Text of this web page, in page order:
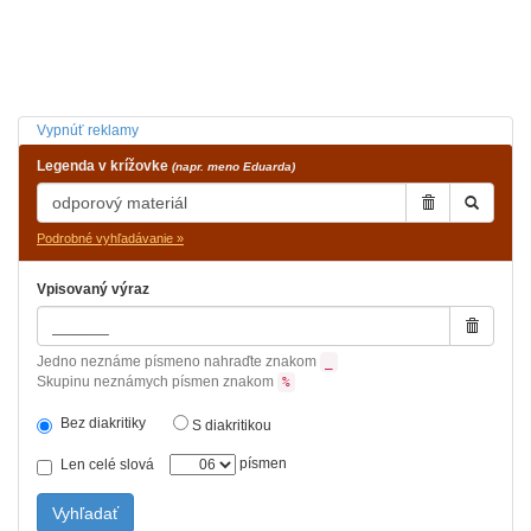
Vypnúť reklamy
Legenda v krížovke (napr. meno Eduarda)
Podrobné vyhľadávanie »
Vpisovaný výraz
Jedno neznáme písmeno nahraďte znakom
Skupinu neznámych písmen znakom %
Bez diakritiky S diakritikou
Len celé slová písmen
Vyhľadať